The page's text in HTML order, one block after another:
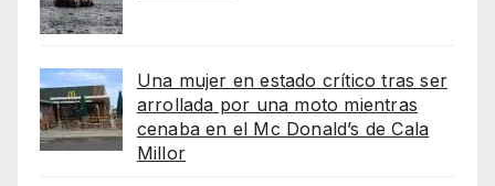
Una mujer en estado crítico tras ser
arrollada por una moto mientras
cenaba en el Mc Donald’s de Cala
Millor